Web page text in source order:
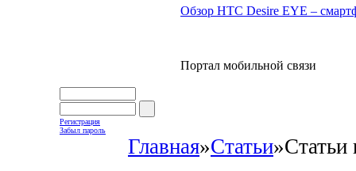
Обзор HTC Desire EYE –
Портал мобильной связи
Регистрация
Забыл пароль
Главная»Статьи»Статьи